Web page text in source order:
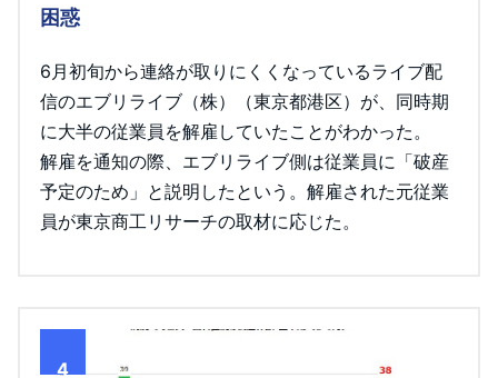
困惑
6月初旬から連絡が取りにくくなっているライブ配
信のエブリライブ（株）（東京都港区）が、同時期
に大半の従業員を解雇していたことがわかった。
解雇を通知の際、エブリライブ側は従業員に「破産
予定のため」と説明したという。解雇された元従業
員が東京商工リサーチの取材に応じた。
4